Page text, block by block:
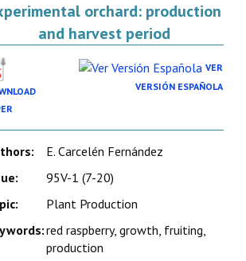
orchard: production
and harvest period
VER
VERSIÓN ESPAÑOLA
E. Carcelén Fernández
95V-1 (7-20)
Plant Production
red raspberry, growth, fruiting,
production